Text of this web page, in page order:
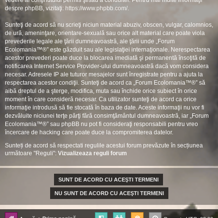
despre phpBB, vizitaţi: https://www.phpbb.com/.
Sunteţi de acord să nu scrieţi niciun material abuziv, obscen, vulgar, calomnios,
de ură, ameninţare, orientare-sexuală sau orice alt material care poate viola
prevederile legale ale ţării dumneavoastră, ale ţării unde „Forum
Ecolomania™®” este găzduit sau ale legislaţiei internaţionale. Nerespectarea
acestor prevederi poate duce la blocarea imediată şi permanentă însoţită de
notificarea Internet Service Provider-ului dumneavoastră dacă vom considera
necesar. Adresele IP ale tuturor mesajelor sunt înregistrate pentru a ajuta la
respectarea acestor condiţii. Sunteţi de acord ca „Forum Ecolomania™®” să
aibă dreptul de a şterge, modifica, muta sau închide orice subiect în orice
moment în care consideră necesar. Ca utilizator sunteţi de acord ca orice
informaţie introdusă să fie stocată în baza de date. Aceste informaţii nu vor fi
dezvăluite niciunei terţe părţi fără consimţământul dumneavoastră, iar „Forum
Ecolomania™®” sau phpBB nu pot fi consideraţi responsabili pentru vreo
încercare de hacking care poate duce la compromiterea datelor.
Sunteți de acord să respectati regulile acestui forum prevăzute în secțiunea
următoare "Reguli": Vizualizeaza reguli forum